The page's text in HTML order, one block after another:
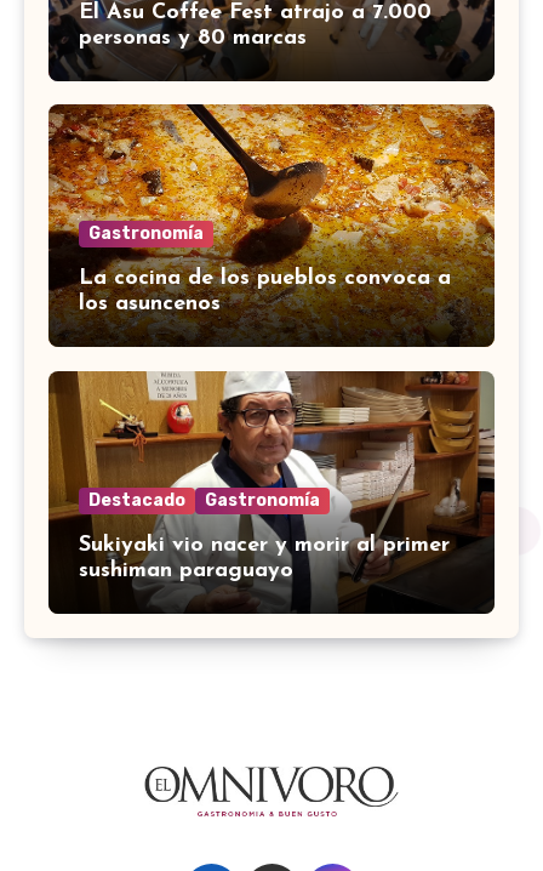
El Asu Coffee Fest atrajo a 7.000
personas y 80 marcas
Gastronomía
La cocina de los pueblos convoca a
los asuncenos
Destacado Gastronomía
Sukiyaki vio nacer y morir al primer
sushiman paraguayo